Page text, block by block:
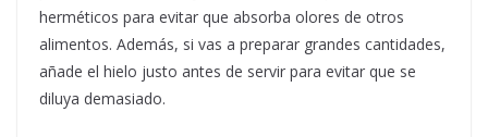
herméticos para evitar que absorba olores de otros
alimentos. Además, si vas a preparar grandes cantidades,
añade el hielo justo antes de servir para evitar que se
diluya demasiado.